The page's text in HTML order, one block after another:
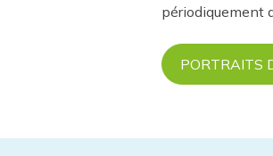
périodiquement
PORTRAITS